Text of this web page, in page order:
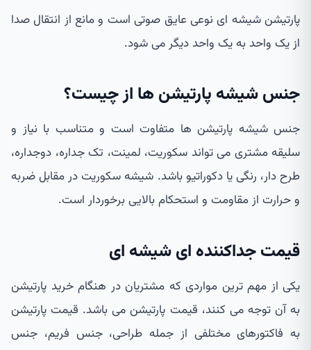
پارتیشن شیشه ای نوعی عایق صوتی است و مانع از انتقال صدا
از یک واحد به یک واحد دیگر می شود.
جنس شیشه پارتیشن ها از چیست؟
جنس شیشه پارتیشن ها متفاوت است و متناسب با نیاز و
سلیقه مشتری می تواند سکوریت، لمینت، تک جداره، دوجداره،
طرح دار، رنگی یا دکوراتیو باشد. شیشه سکوریت در مقابل ضربه
و حرارت از مقاومت و استحکام بالایی برخوردار است.
قیمت جداکننده ای شیشه ای
یکی از مهم ترین مواردی که مشتریان در هنگام خرید پارتیشن
به آن توجه می کنند، قیمت پارتیشن می باشد. قیمت پارتیشن
به فاکتورهای مختلفی از جمله طراحی، جنس فریم، جنس